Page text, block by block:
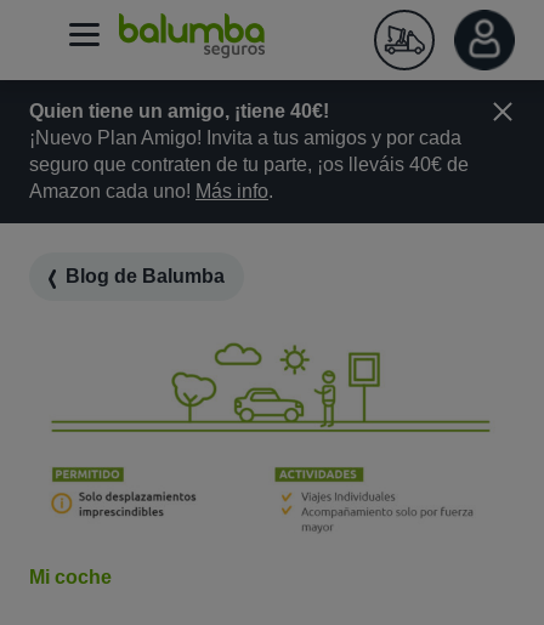
Quien tiene un amigo, ¡tiene 40€!
¡Nuevo Plan Amigo! Invita a tus amigos y por cada
seguro que contraten de tu parte, ¡os lleváis 40€ de
Amazon cada uno! Más info.
Blog de Balumba
Mi coche